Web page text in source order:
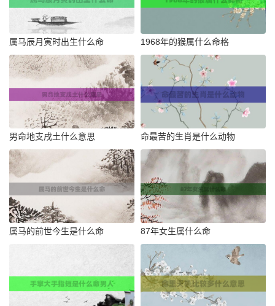
属马辰月寅时出生什么命 1968年的猴属什么命格
男命地支戌土什么意思 命最苦的生肖是什么动物
属马的前世今生是什么命 87年女生属什么命